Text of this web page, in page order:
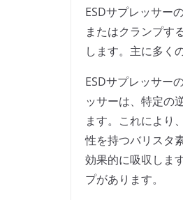
ESDサプレッサー
またはクランプす
します。主に多く
ESDサプレッサー
ッサーは、特定の
ます。これにより
性を持つバリスタ
効果的に吸収しま
プがあります。